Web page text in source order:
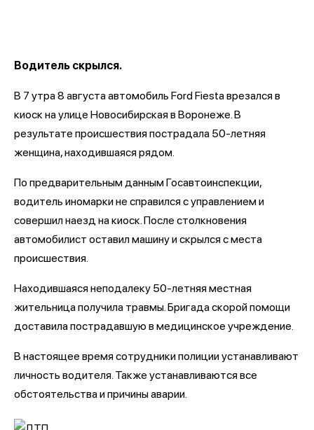
Водитель скрылся.
В 7 утра 8 августа автомобиль Ford Fiesta врезался в
киоск на улице Новосибирская в Воронеже. В
результате происшествия пострадала 50-летняя
женщина, находившаяся рядом.
По предварительным данным Госавтоинспекции,
водитель иномарки не справился с управлением и
совершил наезд на киоск. После столкновения
автомобилист оставил машину и скрылся с места
происшествия.
Находившаяся неподалеку 50-летняя местная
жительница получила травмы. Бригада скорой помощи
доставила пострадавшую в медицинское учреждение.
В настоящее время сотрудники полиции устанавливают
личность водителя. Также устанавливаются все
обстоятельства и причины аварии.